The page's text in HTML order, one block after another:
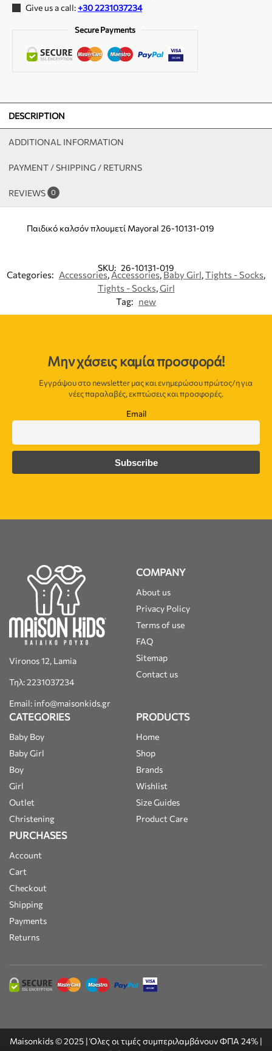
Give us a call:+30 2231037234
Secure Payments
DESCRIPTION
ADDITIONAL INFORMATION
PAYMENT / SHIPPING / RETURNS
REVIEWS 0
Παιδικό καλσόν πλουμετί Mayoral 26-10131-019
SKU: 26-10131-019
Categories: Accessories,Accessories,Baby Girl Tights - Socks
Tights - Socks Girl
Tag: new
Μην χάσεις καμία προσφορά!
Εγγράψου στο newsletter μας και ενημερώσου πρώτος/η για
νέες παραλαβές, εκπτώσεις και προσφορές.
Email
Vironos 12, Lamia
Τηλ: 2231037234
Email: info@maisonkids.gr
COMPANY
About us
Privacy Policy
Terms of use
FAQ
Sitemap
Contact us
CATEGORIES
Baby Boy
Baby Girl
Boy
Girl
Outlet
Christening
PRODUCTS
Home
Shop
Brands
Wishlist
Size Guides
Product Care
PURCHASES
Account
Cart
Checkout
Shipping
Payments
Returns
Maisonkids © 2025 | Όλες οι τιμές συμπεριλαμβάνουν ΦΠΑ 24% |